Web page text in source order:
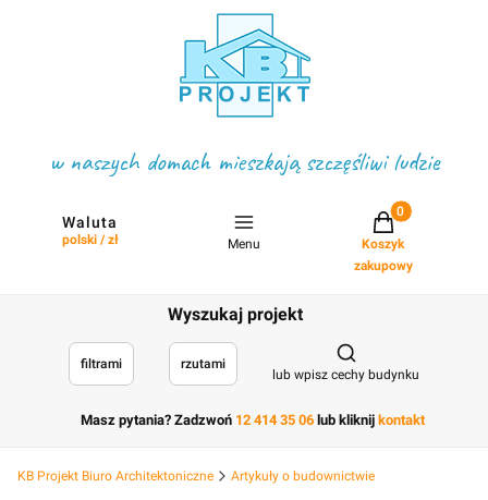
w naszych domach mieszkają szczęśliwi ludzie
Waluta
polski / zł Menu
Projekty w
Koszyk
zakupowy
Wyszukaj projekt
filtrami rzutami
Otwórz
lub wpisz cechy budynku
Masz pytania? Zadzwoń 12 414 35 06 lub kliknij kontakt
KB Projekt Biuro Architektoniczne Artykuły o budownictwie